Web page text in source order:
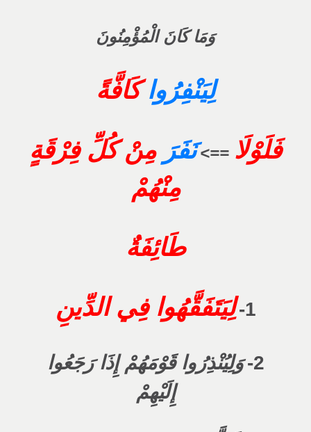
وَمَا كَانَ الْمُؤْمِنُونَ
لِيَنْفِرُواكَافَّةً
فَلَوْلَا==>نَفَرَمِنْ كُلِّ فِرْقَةٍ
مِنْهُمْ
طَائِفَةٌ
1- لِيَتَفَقَّهُوا فِي الدِّينِ
2- وَلِيُنْذِرُوا قَوْمَهُمْإِذَارَجَعُوا
إِلَيْهِمْ